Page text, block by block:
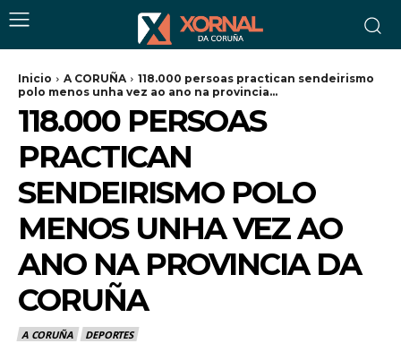
Inicio A CORUÑA
118.000 persoas practican sendeirismo
polo menos unha vez ao ano na provincia...
118.000 PERSOAS
PRACTICAN
SENDEIRISMO POLO
MENOS UNHA VEZ AO
ANO NA PROVINCIA DA
CORUÑA
A CORUÑA DEPORTES